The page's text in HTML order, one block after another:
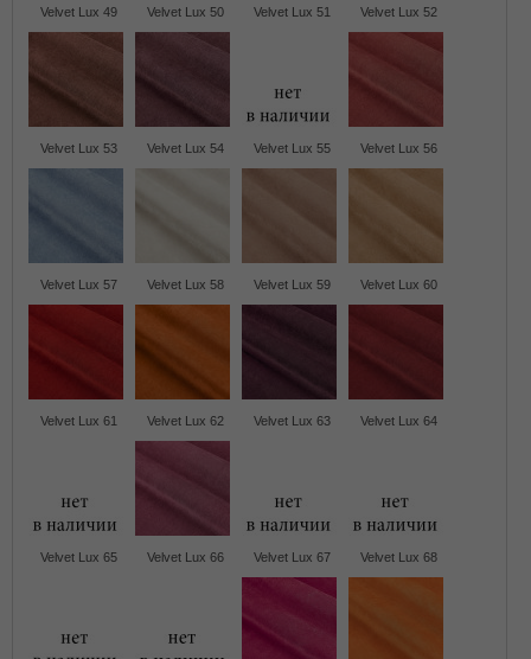
Velvet Lux 49 Velvet Lux 50 Velvet Lux 51 Velvet Lux 52
Velvet Lux 53 Velvet Lux 54 Velvet Lux 55 Velvet Lux 56
Velvet Lux 57 Velvet Lux 58 Velvet Lux 59 Velvet Lux 60
Velvet Lux 61 Velvet Lux 62 Velvet Lux 63 Velvet Lux 64
Velvet Lux 65 Velvet Lux 66 Velvet Lux 67 Velvet Lux 68